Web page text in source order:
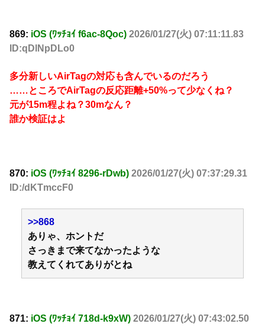
869: iOS (ﾜｯﾁｮｲ f6ac-8Qoc) 2026/01/27(火) 07:11:11.83
ID:qDlNpDLo0
多分新しいAirTagの対応も含んでいるのだろう
……ところでAirTagの反応距離+50%って少なくね？
元が15m程よね？30mなん？
誰か検証はよ
870: iOS (ﾜｯﾁｮｲ 8296-rDwb) 2026/01/27(火) 07:37:29.31
ID:/dKTmccF0
>>868
ありゃ、ホントだ
さっきまで来てなかったような
教えてくれてありがとね
871: iOS (ﾜｯﾁｮｲ 718d-k9xW) 2026/01/27(火) 07:43:02.50